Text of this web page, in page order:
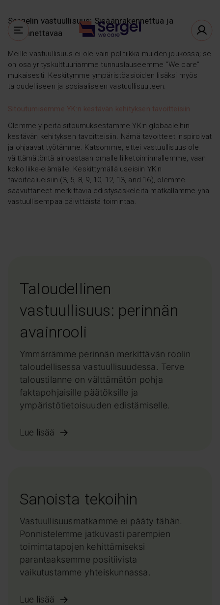
Sergelin vastuullisuus: Sisäänrakennettua ja
todennettavaa
Meille vastuullisuus ei ole vain politiikka muiden joukossa; se
on osa yrityskulttuuriamme tunnuslauseemme ”We care”
mukaisesti. Keskitymme ympäristöasioiden lisäksi myös
taloudelliseen ja sosiaaliseen vastuullisuuteen.
Sitoutumisemme YK:n kestävän kehityksen tavoitteisiin
Olemme ylpeitä sitoumuksestamme YK:n globaaleihin
kestävän kehityksen tavoitteisiin. Nämä tavoitteet inspiroivat
ja ohjaavat työtämme. Katsomme, ettei vastuullisuus ole
välttämätöntä ainoastaan omalle liiketoiminnallemme, vaan
koko liike-elämälle. Keskittymällä useisiin YK:n
tavoitealueisiin (3, 5, 8, 9, 10, 12, 13, and 16), olemme
saavuttaneet merkittäviä edistysaskeleita matkallamme yhä
vastuullisempaa päivittäistä toimintaa.
Taloudellinen
vastuullisuus: perinnän
avainrooli
Ymmärrämme perinnän merkittävän roolin
taloudellisessa vastuullisuudessa. Terve
taloustilanne on välttämätön pohja
faktapohjaisille päätöksille ja
ympäristötietoisuuden edistämiselle.
Lue lisää
Sanoista tekoihin
Vastuullisuusmatkamme ei pääty tähän.
Ponnistelemme jatkuvasti parempien
toimintatapojen kehittämiseksi
parantaaksemme positiivista
vaikutustamme yhteiskunnassa.
Lue lisää